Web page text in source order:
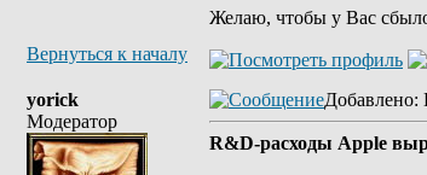
Желаю, чтобы у Вас
Вернуться к началу
yorick
Модератор
Добавлено:
R&D-расходы Apple